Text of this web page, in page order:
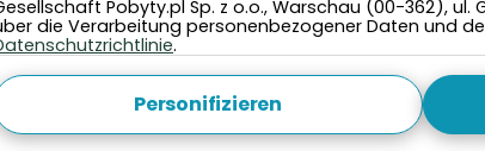
Buchen
Pobyty.pl Sp. z o.o., Warschau (00-362),
die Verarbeitung personenbezogener Daten und
.
Personifizieren